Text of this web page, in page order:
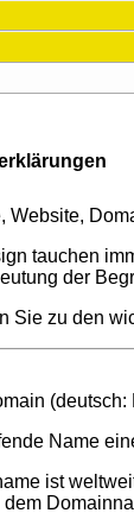
Website,
tauchen
der
Sie zu den
(deutsch:
Name
ist
dem